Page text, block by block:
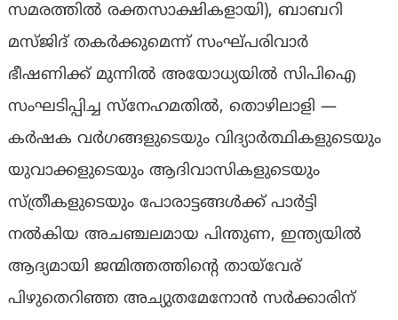
സമരത്തിൽ രക്തസാക്ഷികളായി), ബാബറി
മസ്ജിദ് തകർക്കുമെന്ന് സംഘ്പരിവാർ
ഭീഷണിക്ക് മുന്നിൽ അയോധ്യയിൽ സിപിഐ
സംഘടിപ്പിച്ച സ്നേഹമതിൽ, തൊഴിലാളി —
കർഷക വർഗങ്ങളുടെയും വിദ്യാർത്ഥികളുടെയും
യുവാക്കളുടെയും ആദിവാസികളുടെയും
സ്ത്രീകളുടെയും പോരാട്ടങ്ങൾക്ക് പാർട്ടി
നൽകിയ അചഞ്ചലമായ പിന്തുണ, ഇന്ത്യയിൽ
ആദ്യമായി ജന്മിത്തത്തിന്റെ തായ്‌വേര്
പിഴുതെറിഞ്ഞ അച്യുതമേനോൻ സര്‍ക്കാരിന്